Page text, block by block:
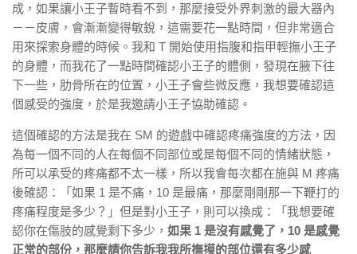
成，如果讓小王子暫時看不到，那麼接受外界刺激的最大器內
－－皮膚，會漸漸變得敏銳，這需要花一點時間，但非常適合
用來探索身體的時候。我和 T 開始使用指腹和指甲輕撫小王子
的身體，而我花了一點時間確認小王子的體側，發現在腋下往
下一些，肋骨所在的位置，小王子會些微反應，我想要確認這
個感受的強度，於是我邀請小王子協助確認。
這個確認的方法是我在 SM 的遊戲中確認疼痛強度的方法，因
為每一個不同的人在每個不同部位或是每個不同的情緒狀態，
所可以承受的疼痛都不太一樣，所以我會每次都在施與 M 疼痛
後確認：「如果 1 是不痛，10 是最痛，那麼剛剛那一下鞭打的
疼痛程度是多少？」但是對小王子，則可以換成：「我想要確
認你在傷肢的感覺剩下多少， 如果 1 是沒有感覺了，10 是感覺
正常的部份，那麼請你告訴我我所撫摸的部位還有多少感